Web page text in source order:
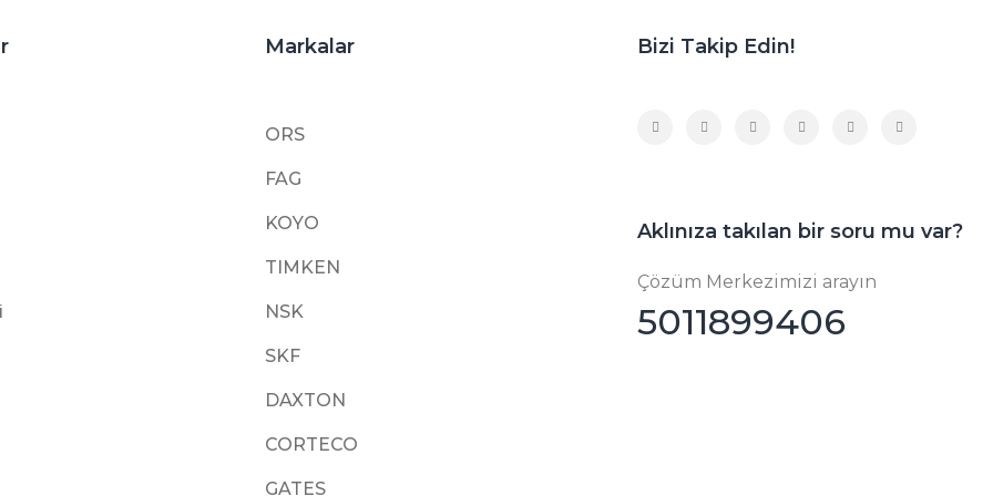
Markalar
ORS
FAG
KOYO
TIMKEN
NSK
SKF
DAXTON
CORTECO
GATES
Bizi Takip Edin!
Aklınıza takılan bir soru mu var?
Çözüm Merkezimizi arayın
5011899406